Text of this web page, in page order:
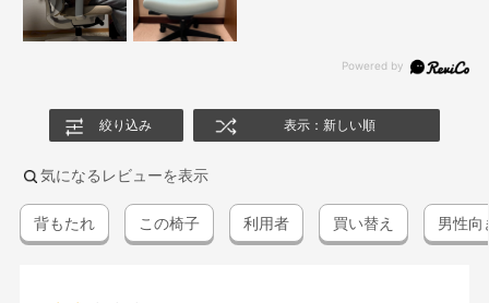
絞り込み 表示：新しい順
気になるレビューを表示
背もたれ この椅子 利用者 買い替え 男性向